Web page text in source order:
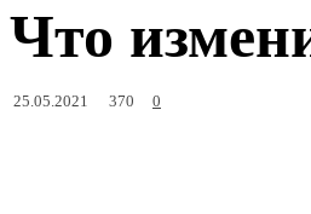
Что
25.05.2021 370 0